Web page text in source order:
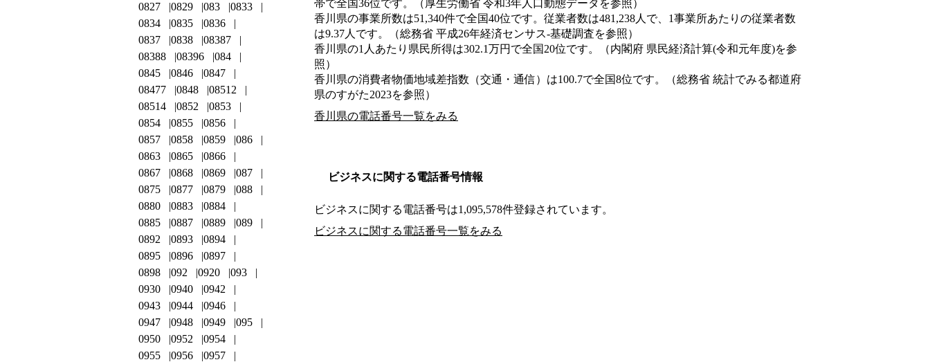
帯で全国36位です。（厚生労働省 令和3年人口動態データを参照）
香川県の事業所数は51,340件で全国40位です。従業者数は481,238人で、1事業所あたりの従業者数
は9.37人です。（総務省 平成26年経済センサス‐基礎調査を参照）
香川県の1人あたり県民所得は302.1万円で全国20位です。（内閣府 県民経済計算(令和元年度)を参
照）
香川県の消費者物価地域差指数（交通・通信）は100.7で全国8位です。（総務省 統計でみる都道府
県のすがた2023を参照）
香川県の電話番号一覧をみる
ビジネスに関する電話番号情報
ビジネスに関する電話番号は1,095,578件登録されています。
ビジネスに関する電話番号一覧をみる
0827
0829 083
0833
0834
0835
0836
0837
0838
08387
08388
08396
084
0845
0846
0847
08477
0848
08512
08514
0852
0853
0854
0855
0856
0857
0858 0859
086
0863
0865
0866
0867
0868 0869
087
0875
0877 0879
088
0880
0883
0884
0885
0887 0889
089
0892
0893
0894
0895
0896
0897
0898
092 0920
093
0930
0940
0942
0943
0944
0946
0947
0948 0949
095
0950
0952
0954
0955
0956
0957